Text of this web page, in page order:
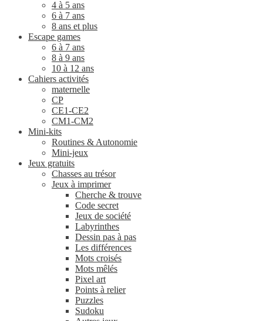
4 à 5 ans
6 à 7 ans
8 ans et plus
Escape games
6 à 7 ans
8 à 9 ans
10 à 12 ans
Cahiers activités
maternelle
CP
CE1-CE2
CM1-CM2
Mini-kits
Routines & Autonomie
Mini-jeux
Jeux gratuits
Chasses au trésor
Jeux à imprimer
Cherche & trouve
Code secret
Jeux de société
Labyrinthes
Dessin pas à pas
Les différences
Mots croisés
Mots mêlés
Pixel art
Points à relier
Puzzles
Sudoku